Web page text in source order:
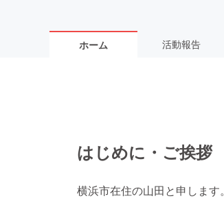
ホーム 活動報告
はじめに・ご挨拶
横浜市在住の山田と申します。